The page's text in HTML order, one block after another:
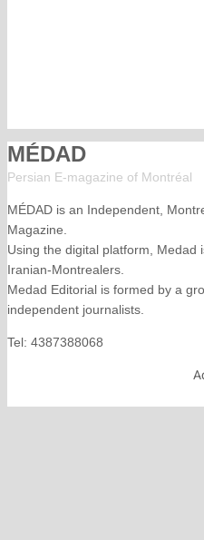
MÉDAD
Persian E-magazine
MÉDAD is an
Using the digital
Iranian-Montrealers.
Medad Editorial is
independent
Tel: 4387388068